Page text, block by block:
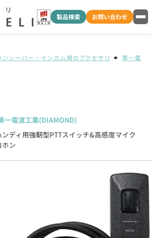
製品検索 お問い合わせ
シーバー・インカム用のアクセサリ 第一電波
一電波工業(DIAMOND)
ンディ用強靭型PTTスイッチ&高感度マイク
ホン